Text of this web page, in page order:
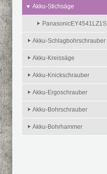
Akku-Stichsäge
PanasonicEY4541LZ1S
Akku-Schlagbohrschrauber
Akku-Kreissäge
Akku-Knickschrauber
Akku-Ergoschrauber
Akku-Bohrschrauber
Akku-Bohrhammer